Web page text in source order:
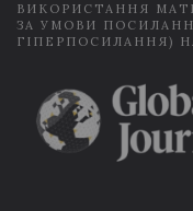
ВИКОРИСТАННЯ
ЗА УМОВИ
ГІПЕРПОСИЛАННЯ)